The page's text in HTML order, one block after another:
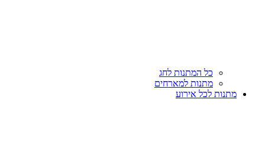
כל המתנות לחג
מתנות למארחים
מתנות לכל אירוע